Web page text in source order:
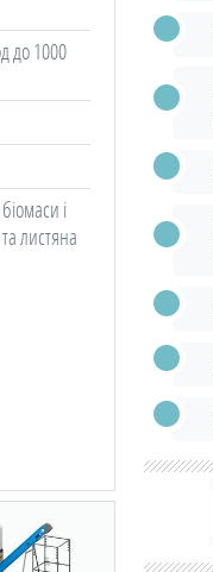
до 1000
і
листяна